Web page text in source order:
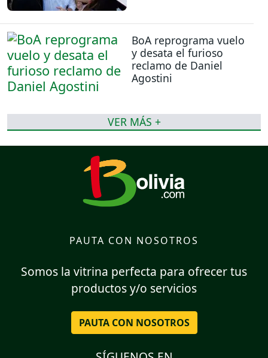
BoA reprograma vuelo
y desata el furioso
reclamo de Daniel
Agostini
VER MÁS +
PAUTA CON NOSOTROS
Somos la vitrina perfecta para ofrecer tus
productos y/o servicios
PAUTA CON NOSOTROS